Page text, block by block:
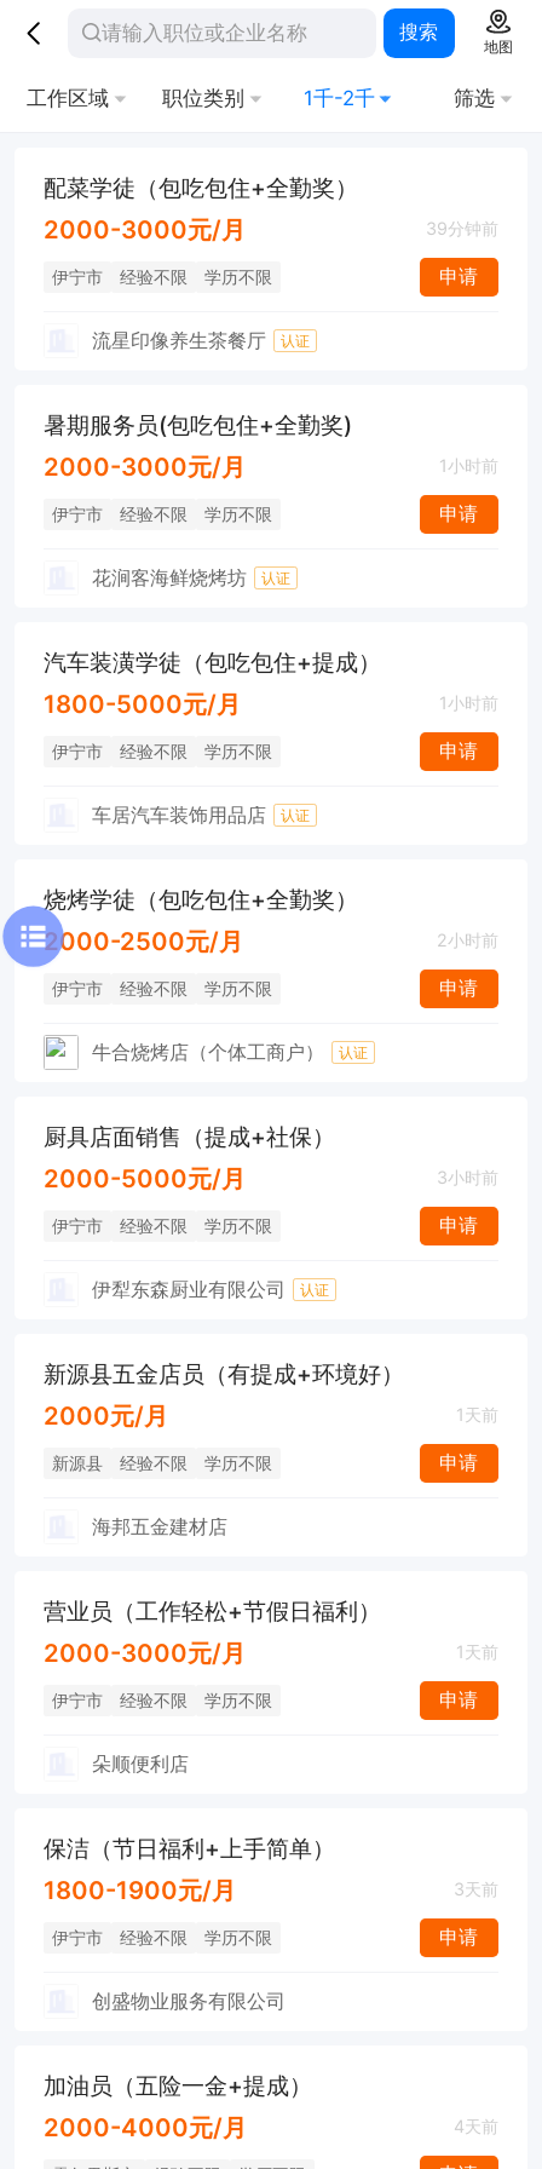
搜索
地图
工作区域 职位类别 1千-2千 筛选
配菜学徒（包吃包住+全勤奖）
2000-3000元/月 39分钟前
伊宁市 经验不限 学历不限 申请
流星印像养生茶餐厅 认证
暑期服务员(包吃包住+全勤奖)
2000-3000元/月 1小时前
伊宁市 经验不限 学历不限 申请
花涧客海鲜烧烤坊 认证
汽车装潢学徒（包吃包住+提成）
1800-5000元/月 1小时前
伊宁市 经验不限 学历不限 申请
车居汽车装饰用品店 认证
烧烤学徒（包吃包住+全勤奖）
2000-2500元/月 2小时前
伊宁市 经验不限 学历不限 申请
牛合烧烤店（个体工商户） 认证
厨具店面销售（提成+社保）
2000-5000元/月 3小时前
伊宁市 经验不限 学历不限 申请
伊犁东森厨业有限公司 认证
新源县五金店员（有提成+环境好）
2000元/月 1天前
新源县 经验不限 学历不限 申请
海邦五金建材店
营业员（工作轻松+节假日福利）
2000-3000元/月 1天前
伊宁市 经验不限 学历不限 申请
朵顺便利店
保洁（节日福利+上手简单）
1800-1900元/月 3天前
伊宁市 经验不限 学历不限 申请
创盛物业服务有限公司
加油员（五险一金+提成）
2000-4000元/月 4天前